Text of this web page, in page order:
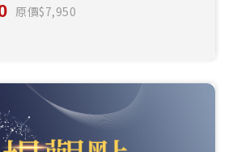
原價 7,950